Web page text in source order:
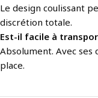
Le design coulissant
discrétion totale.
Est-il facile à
Absolument. Avec ses
place.